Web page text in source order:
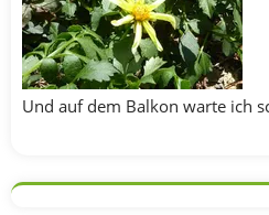
Und auf dem Balkon warte ich